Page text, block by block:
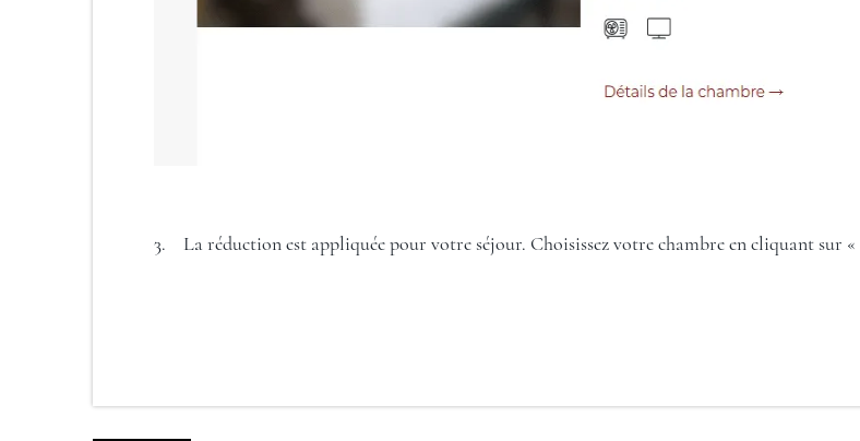
3. La réduction est appliquée pour votre séjour. Choisissez votre chambre en cliquant sur «